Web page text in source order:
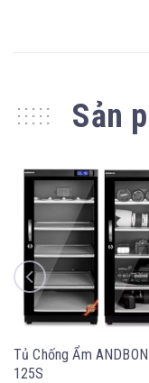
Sản
Tủ Chống Ẩm
125S